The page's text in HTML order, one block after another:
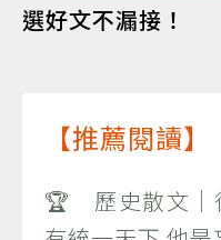
選好文不漏接！
【推薦閱讀】
🏆 歷史散文｜